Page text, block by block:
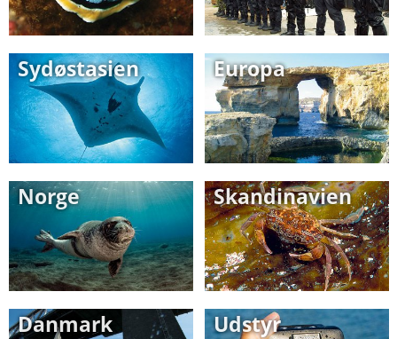
Sydøstasien Europa
Norge Skandinavien
Danmark Udstyr